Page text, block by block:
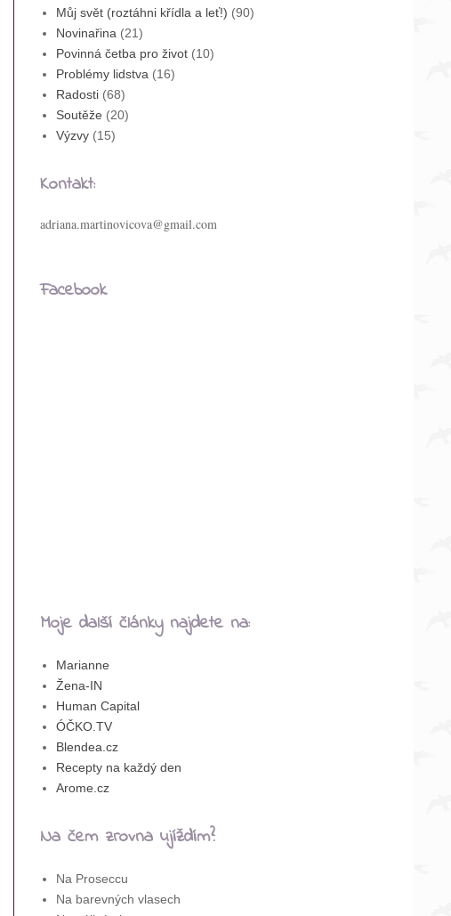
Můj svět (roztáhni křídla a leť!) (90)
Novinařina (21)
Povinná četba pro život (10)
Problémy lidstva (16)
Radosti (68)
Soutěže (20)
Výzvy (15)
Kontakt:
adriana.martinovicova@gmail.com
Facebook
Moje další články najdete na:
Marianne
Žena-IN
Human Capital
ÓČKO.TV
Blendea.cz
Recepty na každý den
Arome.cz
Na čem zrovna ujíždím?
Na Proseccu
Na barevných vlasech